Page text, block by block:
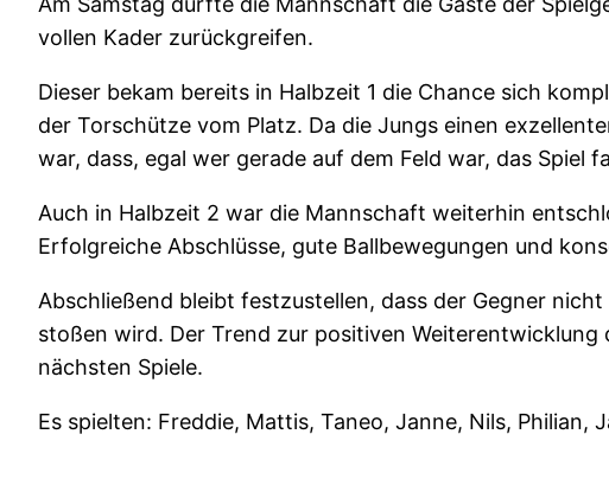
vollen Kader zurückgreifen.
Dieser bekam bereits in Halbzeit 1 die Chance sich
der Torschütze vom Platz. Da die Jungs einen
war, dass, egal wer gerade auf dem Feld war, das
Auch in Halbzeit 2 war die Mannschaft weiterhin
Erfolgreiche Abschlüsse, gute Ballbewegungen und
Abschließend bleibt festzustellen, dass der Gegner
stoßen wird. Der Trend zur positiven
nächsten Spiele.
Es spielten: Freddie, Mattis, Taneo, Janne, Nils, Philian,